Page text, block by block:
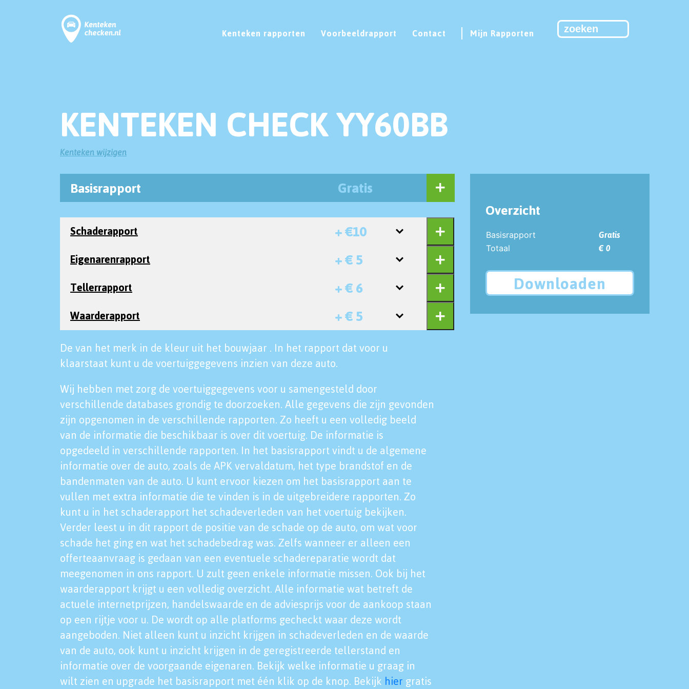
Kenteken rapporten Voorbeeldrapport Contact Mijn Rapporten
KENTEKEN CHECK YY60BB
Kenteken wijzigen
Basisrapport Gratis
Schaderapport + €10
Eigenarenrapport + € 5
Tellerrapport + € 6
Waarderapport + € 5
De van het merk in de kleur uit het bouwjaar . In het rapport dat voor u
klaarstaat kunt u de voertuiggegevens inzien van deze auto.
Wij hebben met zorg de voertuiggegevens voor u samengesteld door
verschillende databases grondig te doorzoeken. Alle gegevens die zijn gevonden
zijn opgenomen in de verschillende rapporten. Zo heeft u een volledig beeld
van de informatie die beschikbaar is over dit voertuig. De informatie is
opgedeeld in verschillende rapporten. In het basisrapport vindt u de algemene
informatie over de auto, zoals de APK vervaldatum, het type brandstof en de
bandenmaten van de auto. U kunt ervoor kiezen om het basisrapport aan te
vullen met extra informatie die te vinden is in de uitgebreidere rapporten. Zo
kunt u in het schaderapport het schadeverleden van het voertuig bekijken.
Verder leest u in dit rapport de positie van de schade op de auto, om wat voor
schade het ging en wat het schadebedrag was. Zelfs wanneer er alleen een
offerteaanvraag is gedaan van een eventuele schadereparatie wordt dat
meegenomen in ons rapport. U zult geen enkele informatie missen. Ook bij het
waarderapport krijgt u een volledig overzicht. Alle informatie wat betreft de
actuele internetprijzen, handelswaarde en de adviesprijs voor de aankoop staan
op een rijtje voor u. De wordt op alle platforms gecheckt waar deze wordt
aangeboden. Niet alleen kunt u inzicht krijgen in schadeverleden en de waarde
van de auto, ook kunt u inzicht krijgen in de geregistreerde tellerstand en
informatie over de voorgaande eigenaren. Bekijk welke informatie u graag in
wilt zien en upgrade het basisrapport met één klik op de knop. Bekijk hier gratis
Overzicht
Basisrapport
Gratis
Totaal
€ 0
Downloaden